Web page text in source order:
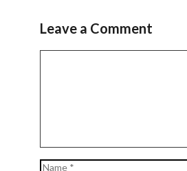
Leave a Comment
Name